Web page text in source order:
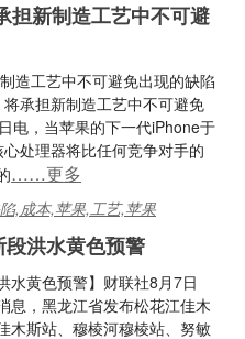
担新制造工艺中不可避
造工艺中不可避免出现的缺陷
承担新制造工艺中不可避免
电，当苹果的下一代iPhone于
处理器将比任何竞争对手的
……更多
,成本,苹果,工艺,苹果
洪水黄色预警
水黄色预警】财联社8月7日
息，黑龙江省发布松花江佳木
木斯站、穆棱河穆棱站、努敏